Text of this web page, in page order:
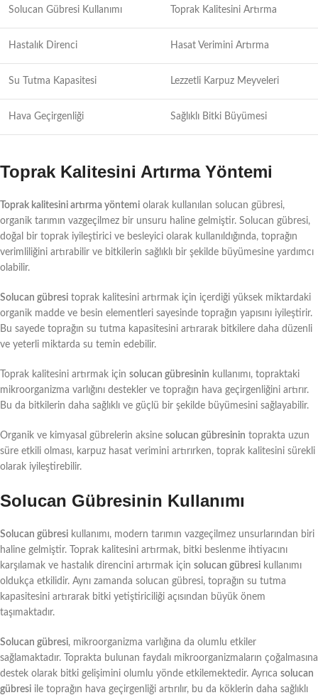
Solucan Gübresi Kullanımı Toprak Kalitesini Artırma
Hastalık Direnci Hasat Verimini Artırma
Su Tutma Kapasitesi Lezzetli Karpuz Meyveleri
Hava Geçirgenliği Sağlıklı Bitki Büyümesi
Toprak Kalitesini Artırma Yöntemi
Toprak kalitesini artırma yöntemi olarak kullanılan solucan gübresi,
organik tarımın vazgeçilmez bir unsuru haline gelmiştir. Solucan gübresi,
doğal bir toprak iyileştirici ve besleyici olarak kullanıldığında, toprağın
verimliliğini artırabilir ve bitkilerin sağlıklı bir şekilde büyümesine yardımcı
olabilir.
Solucan gübresi toprak kalitesini artırmak için içerdiği yüksek miktardaki
organik madde ve besin elementleri sayesinde toprağın yapısını iyileştirir.
Bu sayede toprağın su tutma kapasitesini artırarak bitkilere daha düzenli
ve yeterli miktarda su temin edebilir.
Toprak kalitesini artırmak için solucan gübresinin kullanımı, topraktaki
mikroorganizma varlığını destekler ve toprağın hava geçirgenliğini artırır.
Bu da bitkilerin daha sağlıklı ve güçlü bir şekilde büyümesini sağlayabilir.
Organik ve kimyasal gübrelerin aksine solucan gübresinin toprakta uzun
süre etkili olması, karpuz hasat verimini artırırken, toprak kalitesini sürekli
olarak iyileştirebilir.
Solucan Gübresinin Kullanımı
Solucan gübresi kullanımı, modern tarımın vazgeçilmez unsurlarından biri
haline gelmiştir. Toprak kalitesini artırmak, bitki beslenme ihtiyacını
karşılamak ve hastalık direncini artırmak için solucan gübresi kullanımı
oldukça etkilidir. Aynı zamanda solucan gübresi, toprağın su tutma
kapasitesini artırarak bitki yetiştiriciliği açısından büyük önem
taşımaktadır.
Solucan gübresi, mikroorganizma varlığına da olumlu etkiler
sağlamaktadır. Toprakta bulunan faydalı mikroorganizmaların çoğalmasına
destek olarak bitki gelişimini olumlu yönde etkilemektedir. Ayrıca solucan
gübresi ile toprağın hava geçirgenliği artırılır, bu da köklerin daha sağlıklı